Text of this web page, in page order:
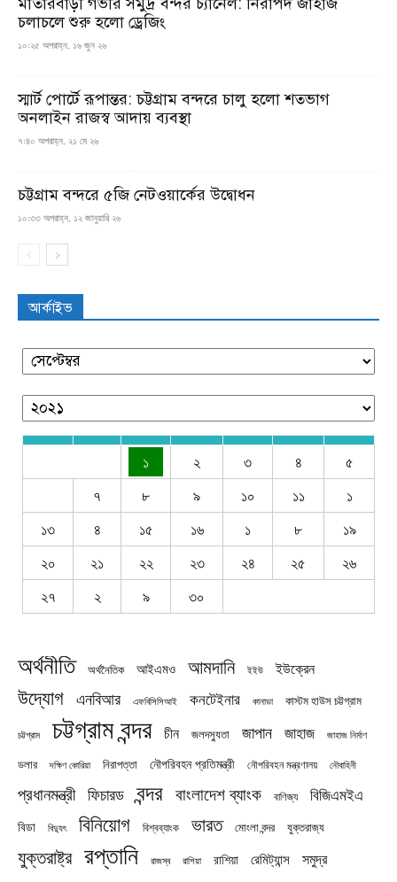
চলাচলে শুরু হলো ড্রেজিং
১০:২৫ অপরাহ্ন, ১৬ জুন ২৬
স্মার্ট পোর্টে রূপান্তর: চট্টগ্রাম বন্দরে চালু হলো শতভাগ
অনলাইন রাজস্ব আদায় ব্যবস্থা
৭:৪০ অপরাহ্ন, ২১ মে ২৬
চট্টগ্রাম বন্দরে ৫জি নেটওয়ার্কের উদ্বোধন
১০:৩৩ অপরাহ্ন, ১২ জানুয়ারি ২৬
আর্কাইভ
১ ২ ৩ ৪
৫
৭
৮ ৯ ১০ ১১
১
১৩
৪ ১৫ ১৬ ১ ৮
১৯
২০
২১ ২২ ২৩ ২৪ ২৫
২৬
২৭
২ ৯ ৩০
অর্থনীতি অর্থনৈতিক আইএমও আমদানি ইইউ ইউক্রেন
উদ্যোগ এনবিআর এফবিসিসিআই কনটেইনার কানাডা কাস্টম হাউস চট্টগ্রাম
চট্টগ্রাম চট্টগ্রাম বন্দর চীন জলদস্যুতা জাপান জাহাজ জাহাজ নির্মাণ
ডলার দক্ষিণ কোরিয়া নিরাপত্তা নৌপরিবহন প্রতিমন্ত্রী নৌপরিবহন মন্ত্রণালয় নৌবাহিনী
প্রধানমন্ত্রী ফিচারড বন্দর বাংলাদেশ ব্যাংক বাণিজ্য বিজিএমইএ
বিডা বিদ্যুৎ বিনিয়োগ বিশ্বব্যাংক ভারত মোংলা বন্দর যুক্তরাজ্য
যুক্তরাষ্ট্র রপ্তানি রাজস্ব রাশিয়া রাশিয়া রেমিট্যান্স সমুদ্র